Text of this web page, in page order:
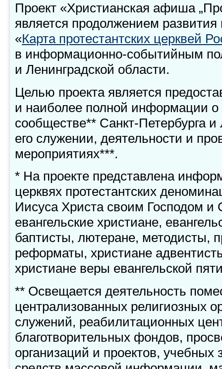
Проект «Христианская афиша
является продолжением развития
«Карта протестантских церквей
в информационно-событийным
и Ленинградской области.
Целью проекта является
и наиболее полной информации о
сообществе** Санкт-Петербурга и
его служении, деятельности и
мероприятиях***.
* На проекте представлена
церквях протестантских
Иисуса Христа своим Господом и
евангельские христиане,
баптисты, лютеране, методисты,
реформаты, христиане
христиане веры евангельской
** Освещается деятельность
централизованных религиозных
служений, реабилитационных
благотворительных фондов,
организаций и проектов, учебных